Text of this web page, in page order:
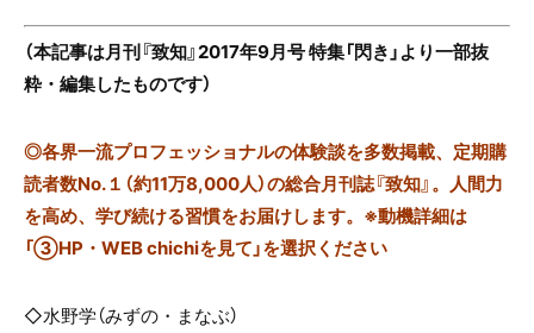
（本記事は月刊『致知』2017年9月号 特集「閃き」より一部抜
粋・編集したものです）
◎各界一流プロフェッショナルの体験談を多数掲載、定期購
読者数No.１（約11万8,000人）の総合月刊誌『致知』。人間力
を高め、学び続ける習慣をお届けします。※動機詳細は
「③HP・WEB chichiを見て」を選択ください
◇水野学（みずの・まなぶ）